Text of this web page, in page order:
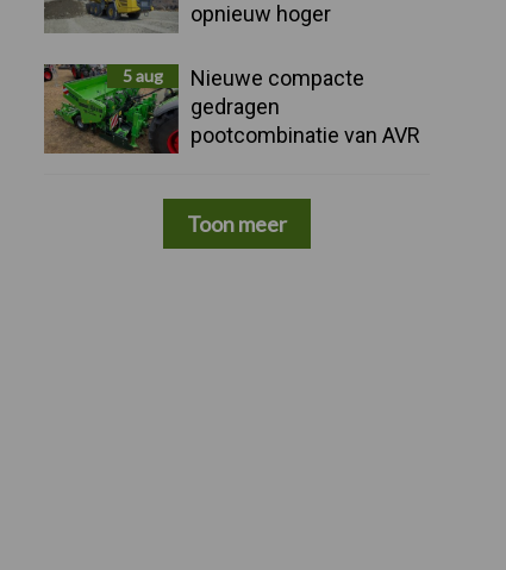
opnieuw hoger
5 aug
Nieuwe compacte
gedragen
pootcombinatie van AVR
Toon meer